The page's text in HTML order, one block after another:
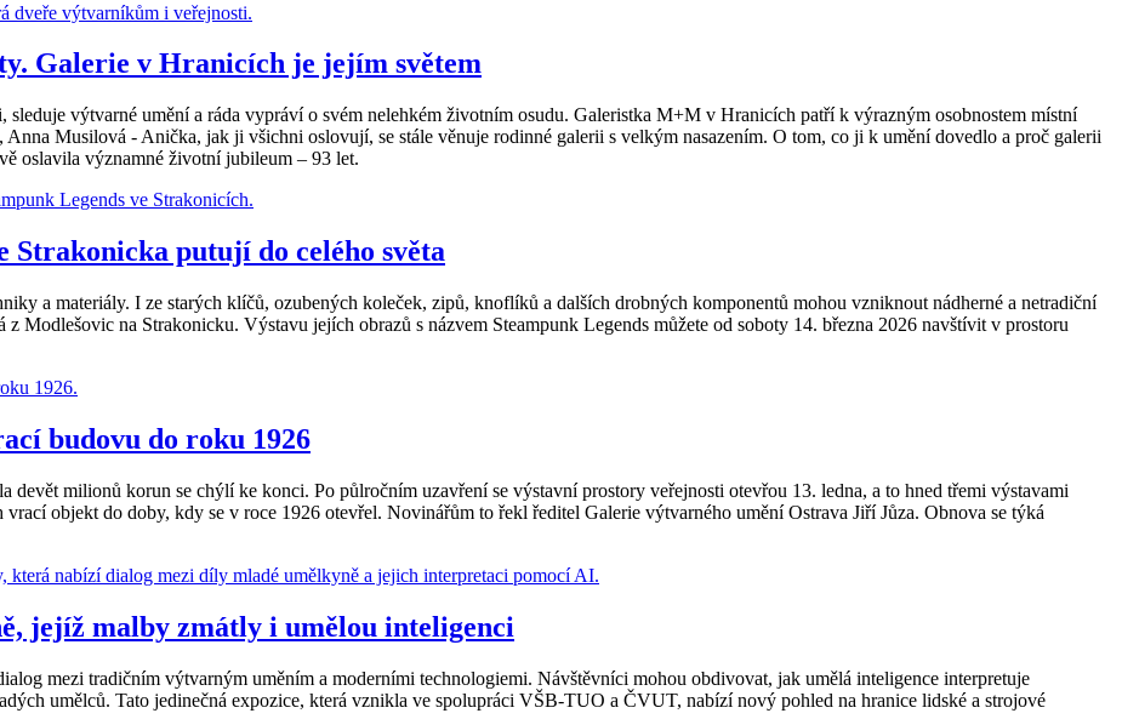
Galerie v Hranicích je jejím světem
výtvarné umění a ráda vypráví o svém nelehkém životním osudu. Galeristka M+M v Hranicích patří k výrazným osobnostem místní
Musilová - Anička, jak ji všichni oslovují, se stále věnuje rodinné galerii s velkým nasazením. O tom, co ji k umění dovedlo a proč galerii
oslavila významné životní jubileum – 93 let.
Strakonicka putují do celého světa
a materiály. I ze starých klíčů, ozubených koleček, zipů, knoflíků a dalších drobných komponentů mohou vzniknout nádherné a netradiční
Modlešovic na Strakonicku. Výstavu jejích obrazů s názvem Steampunk Legends můžete od soboty 14. března 2026 navštívit v prostoru
budovu do roku 1926
devět milionů korun se chýlí ke konci. Po půlročním uzavření se výstavní prostory veřejnosti otevřou 13. ledna, a to hned třemi výstavami
objekt do doby, kdy se v roce 1926 otevřel. Novinářům to řekl ředitel Galerie výtvarného umění Ostrava Jiří Jůza. Obnova se týká
jejíž malby zmátly i umělou inteligenci
mezi tradičním výtvarným uměním a moderními technologiemi. Návštěvníci mohou obdivovat, jak umělá inteligence interpretuje
umělců. Tato jedinečná expozice, která vznikla ve spolupráci VŠB-TUO a ČVUT, nabízí nový pohled na hranice lidské a strojové